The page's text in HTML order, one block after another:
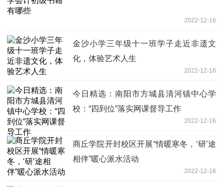
2022-12-16
金沙小学三年级十一班学子走近非遗文
化，体验艺术人生
2022-12-16
今日精选：南阳市方城县清河镇中心学
校：“四到位”落实网课督导工作
2022-12-16
商丘学院开封校区开展“情暖寒冬，‘研’途
相伴”暖心派水活动
2022-12-16